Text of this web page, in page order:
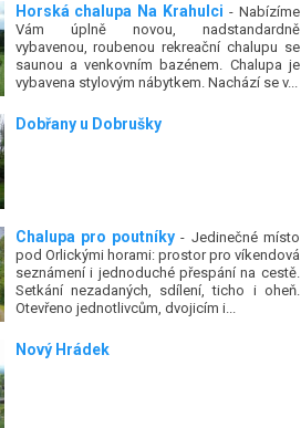
Horská chalupa Na Krahulci - Nabízíme
Vám úplně novou, nadstandardně
vybavenou, roubenou rekreační chalupu se
saunou a venkovním bazénem. Chalupa je
vybavena stylovým nábytkem. Nachází se v...
Dobřany u Dobrušky
Chalupa pro poutníky - Jedinečné místo
pod Orlickými horami: prostor pro víkendová
seznámení i jednoduché přespání na cestě.
Setkání nezadaných, sdílení, ticho i oheň.
Otevřeno jednotlivcům, dvojicím i...
Nový Hrádek